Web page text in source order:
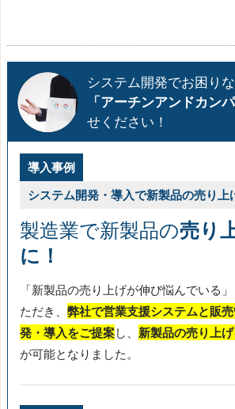
システム開発でお困り
「アーチンアンドカンパ
せください！
導入事例
システム開発・導入で新製品の売り上
製造業で新製品の売り
に！
「新製品の売り上げが伸び悩んでいる
ただき、 弊社で営業支援システムと販
発・導入をご提案し、 新製品の売り上
が可能となりました。